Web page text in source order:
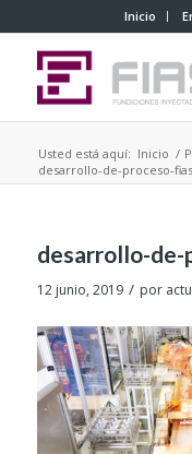
Inicio
Usted está aquí: Inicio /
desarrollo-de-proceso-
desarrollo-de-
12 junio, 2019 / por